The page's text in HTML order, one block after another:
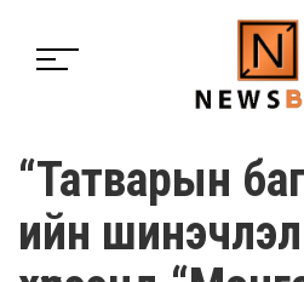
“Татварын
ийн